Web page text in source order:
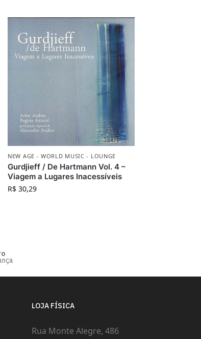
NEW AGE - WORLD MUSIC - LOUNGE
Gurdjieff / De Hartmann Vol. 4 –
Viagem a Lugares Inacessíveis
R$ 30,29
LOJA FÍSICA
Rua Monte Alegre, 486